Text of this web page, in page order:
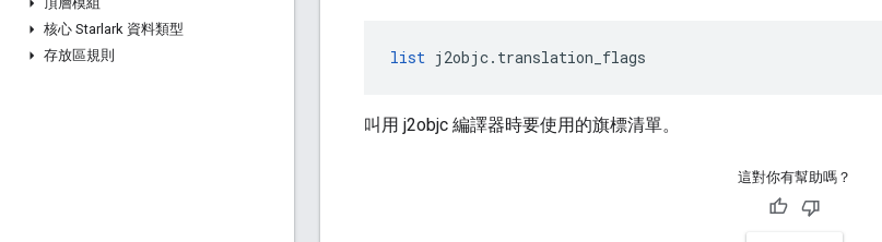
核心 Starlark 資料類型
存放區規則
list j2objc.translation_flags
叫用 j2objc 編譯器時要使用的旗標清單。
這對你有幫助嗎？